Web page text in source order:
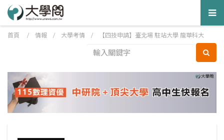
首頁 / 情報 / 大學考情 / 【四技申請】臺北場 駐站大學 龍華科大